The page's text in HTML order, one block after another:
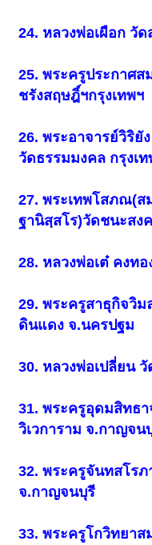
24. หลวงพ่อเผือก วั
25. พระครูประกาศ
ชรังสฤษฎิ์ฯกรุงเทพฯ
26. พระอาจารย์วิริยั
วัดธรรมมงคล กรุงเท
27. พระเทพโสภณ(ส
ฐานิสฺสโร)วัดชนะสง
28. หลวงพ่อเต๋ คงท
29. พระครูสาธุกิจวิม
ดินแดง จ.นครปฐม
30. หลวงพ่อเปลี่ยน
31. พระครูอุดมสิทธ
วิเวการาม จ.กาญจน
32. พระครูจันทสโรภ
จ.กาญจนบุรี
33. พระครูโกวิทยา